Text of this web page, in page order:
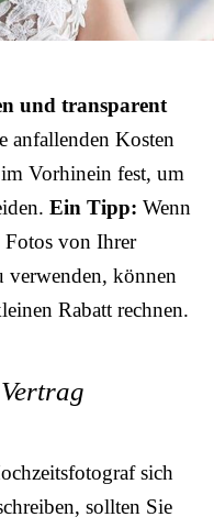
und transparent
anfallenden Kosten
Vorhinein fest, um
Ein Tipp: Wenn
Fotos von Ihrer
verwenden, können
Rabatt rechnen.
sich
sollten Sie